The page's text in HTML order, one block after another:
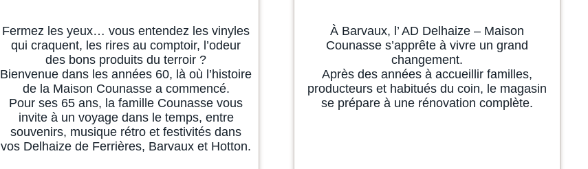
Fermez les yeux… vous entendez les vinyles
qui craquent, les rires au comptoir, l’odeur
des bons produits du terroir ?
Bienvenue dans les années 60, là où l’histoire
de la Maison Counasse a commencé.
Pour ses 65 ans, la famille Counasse vous
invite à un voyage dans le temps, entre
souvenirs, musique rétro et festivités dans
vos Delhaize de Ferrières, Barvaux et Hotton.
À Barvaux, l’ AD Delhaize – Maison
Counasse s’apprête à vivre un grand
changement.
Après des années à accueillir familles,
producteurs et habitués du coin, le magasin
se prépare à une rénovation complète.